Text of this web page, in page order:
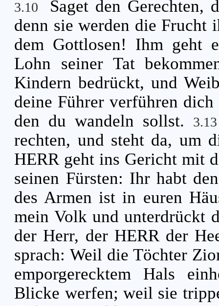
3.10
Saget den Gerechten,
denn sie werden die Frucht
dem Gottlosen! Ihm geht
Lohn seiner Tat
Kindern bedrückt, und
deine Führer verführen
den du wandeln sollst.
rechten, und steht da, um
HERR geht ins Gericht mit
seinen Fürsten: Ihr habt
des Armen ist in euren
mein Volk und unterdrückt
der Herr, der HERR der
sprach: Weil die Töchter
emporgerecktem Hals
Blicke werfen; weil sie